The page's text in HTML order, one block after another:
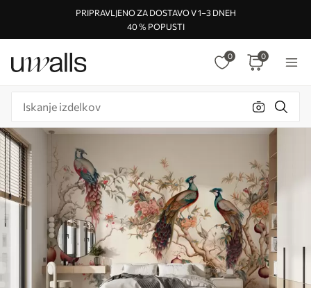
PRIPRAVLJENO ZA DOSTAVO V 1–3 DNEH
40 % POPUSTI
0 0